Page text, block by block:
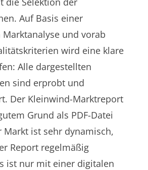
Auf Basis einer
und vorab
wird eine klare
Alle dargestellten
sind erprobt und
Der Kleinwind-Marktreport
Grund als PDF-Datei
Markt ist sehr dynamisch,
Report regelmäßig
ist nur mit einer digitalen